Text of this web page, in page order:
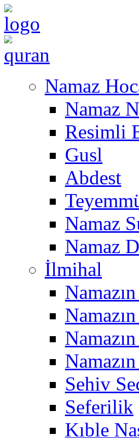
Namaz
Namaz
Resimli
Gusl
Abdest
Namaz
Namaz
İlmihal
Sehiv
Seferilik
Kıble